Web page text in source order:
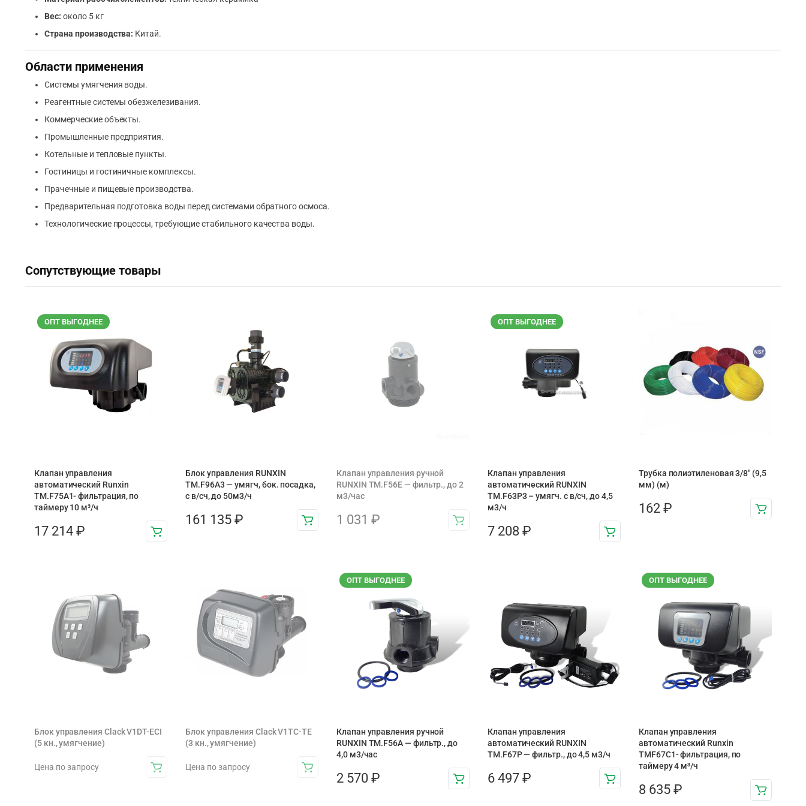
Вес: около 5 кг
Страна производства: Китай.
Области применения
Системы умягчения воды.
Реагентные системы обезжелезивания.
Коммерческие объекты.
Промышленные предприятия.
Котельные и тепловые пункты.
Гостиницы и гостиничные комплексы.
Прачечные и пищевые производства.
Предварительная подготовка воды перед системами обратного осмоса.
Технологические процессы, требующие стабильного качества воды.
Сопутствующие товары
ОПТ ВЫГОДНЕЕ
Клапан управления
автоматический Runxin
TM.F75A1- фильтрация, по
таймеру 10 м³/ч
17 214 ₽
Блок управления RUNXIN
ТМ.F96A3 — умягч, бок. посадка,
с в/сч, до 50м3/ч
161 135 ₽
Клапан управления ручной
RUNXIN TM.F56E — фильтр., до 2
м3/час
1 031 ₽
ОПТ ВЫГОДНЕЕ
Клапан управления
автоматический RUNXIN
TM.F63P3 – умягч. с в/сч, до 4,5
м3/ч
7 208 ₽
Трубка полиэтиленовая 3/8″ (9,5
мм) (м)
162 ₽
Блок управления Clack V1DT-ECI
(5 кн., умягчение)
Цена по запросу
Блок управления Clack V1TC-TE
(3 кн., умягчение)
Цена по запросу
ОПТ ВЫГОДНЕЕ
Клапан управления ручной
RUNXIN TM.F56A — фильтр., до
4,0 м3/час
2 570 ₽
Клапан управления
автоматический RUNXIN
TM.F67P — фильтр., до 4,5 м3/ч
6 497 ₽
ОПТ ВЫГОДНЕЕ
Клапан управления
автоматический Runxin
TMF67C1- фильтрация, по
таймеру 4 м³/ч
8 635 ₽